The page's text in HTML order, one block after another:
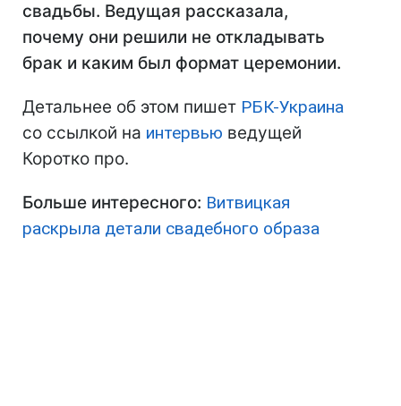
свадьбы. Ведущая рассказала,
почему они решили не откладывать
брак и каким был формат церемонии.
Детальнее об этом пишет РБК-Украина
со ссылкой на интервью ведущей
Коротко про.
Больше интересного: Витвицкая
раскрыла детали свадебного образа